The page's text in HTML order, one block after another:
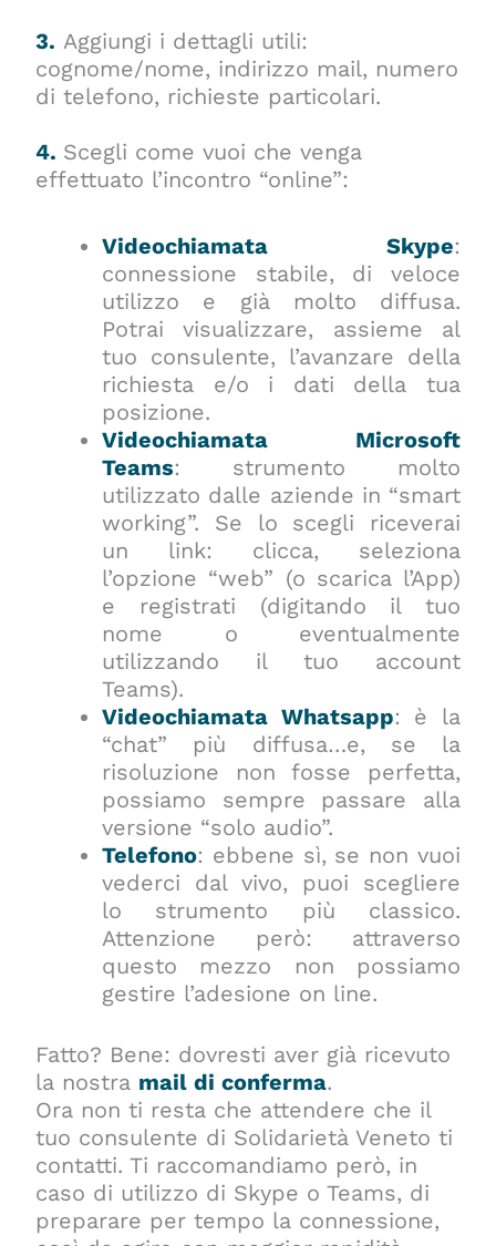
3. Aggiungi i dettagli utili:
cognome/nome, indirizzo mail, numero
di telefono, richieste particolari.
4. Scegli come vuoi che venga
effettuato l’incontro “online”:
Videochiamata Skype:
connessione stabile, di veloce
utilizzo e già molto diffusa.
Potrai visualizzare, assieme al
tuo consulente, l’avanzare della
richiesta e/o i dati della tua
posizione.
Videochiamata Microsoft
Teams: strumento molto
utilizzato dalle aziende in “smart
working”. Se lo scegli riceverai
un link: clicca, seleziona
l’opzione “web” (o scarica l’App)
e registrati (digitando il tuo
nome o eventualmente
utilizzando il tuo account
Teams).
Videochiamata Whatsapp: è la
“chat” più diffusa…e, se la
risoluzione non fosse perfetta,
possiamo sempre passare alla
versione “solo audio”.
Telefono: ebbene sì, se non vuoi
vederci dal vivo, puoi scegliere
lo strumento più classico.
Attenzione però: attraverso
questo mezzo non possiamo
gestire l’adesione on line.
Fatto? Bene: dovresti aver già ricevuto
la nostra mail di conferma.
Ora non ti resta che attendere che il
tuo consulente di Solidarietà Veneto ti
contatti. Ti raccomandiamo però, in
caso di utilizzo di Skype o Teams, di
preparare per tempo la connessione,